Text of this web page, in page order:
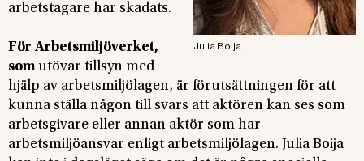
Julia Boija
arbetstagare har skadats.
För Arbetsmiljöverket,
somutövar tillsyn med
hjälp av arbetsmiljölagen, är förutsättningen för att
kunna ställa någon till svars att aktören kan ses som
arbetsgivare eller annan aktör som har
arbetsmiljöansvar enligt arbetsmiljölagen. Julia Boija